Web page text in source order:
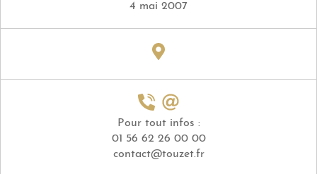
4 mai 2007
Pour tout infos :
01 56 62 26 00 00
contact@touzet.fr